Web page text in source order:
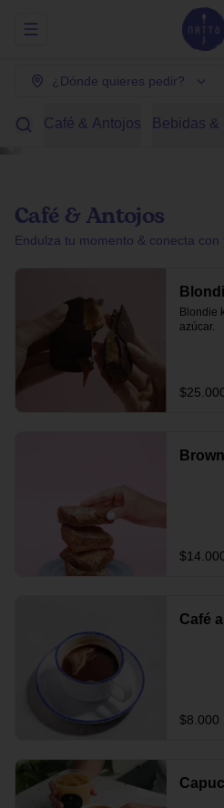
Abrir menu de navegación
¿Dónde quieres pedir?
Café & Antojos Bebidas &
Café & Antojos
Endulza tu momento & conecta con
Blondie
azúcar.
Café
$8.000